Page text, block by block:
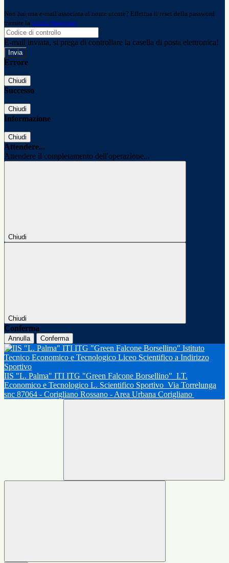
Non hai una e-mail associata al nome utente? Effettua il reset della password
tramite la Login Spaggiari
E-mail inviata, si prega di controllare la casella di posta elettronica!
Errore
Chiudi
Successo
Chiudi
Informazione
Chiudi
Attendere...
Attendere il completamento dell'operazione...
Chiudi
Chiudi
Conferma
Annulla Conferma
IIS "L. Palma" ITI ITG "Green Falcone Borsellino" I.T.
Economico e Tecnologico L. Scientifico Sportivo Via Torrelunga
snc 87064 - Corigliano Rossano - Area Urbana Corigliano